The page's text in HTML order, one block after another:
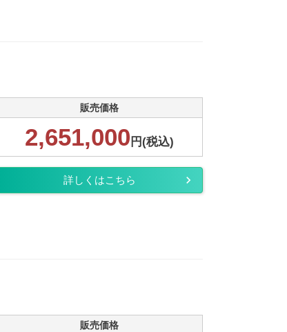
販売価格
2,651,000 円(税込)
詳しくはこちら
販売価格